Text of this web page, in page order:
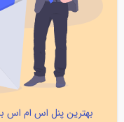
بهترین پنل اس ام اس